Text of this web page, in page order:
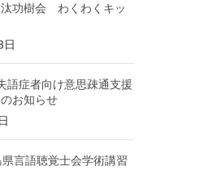
功樹会 わくわくキッ
日
語症者向け意思疎通支援
お知らせ
言語聴覚士会学術講習